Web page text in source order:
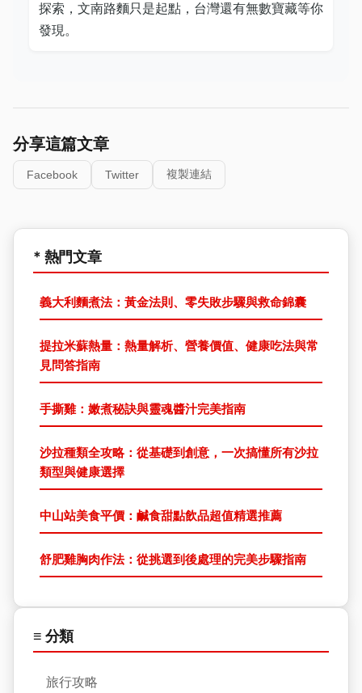
探索，文南路麵只是起點，台灣還有無數寶藏等你
發現。
分享這篇文章
Facebook Twitter 複製連結
* 熱門文章
義大利麵煮法：黃金法則、零失敗步驟與救命錦囊
提拉米蘇熱量：熱量解析、營養價值、健康吃法與常
見問答指南
手撕雞：嫩煮秘訣與靈魂醬汁完美指南
沙拉種類全攻略：從基礎到創意，一次搞懂所有沙拉
類型與健康選擇
中山站美食平價：鹹食甜點飲品超值精選推薦
舒肥雞胸肉作法：從挑選到後處理的完美步驟指南
≡ 分類
旅行攻略